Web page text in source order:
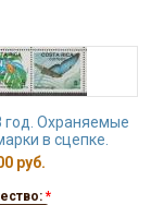
год. Охраняемые
в сцепке.
руб.
*